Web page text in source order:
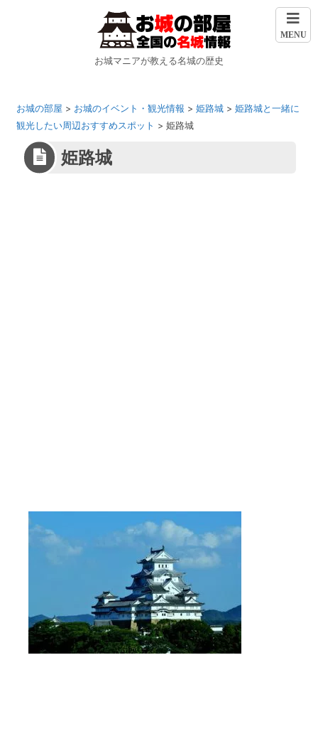
MENU
お城マニアが教える名城の歴史
お城の部屋 > お城のイベント・観光情報 > 姫路城> 姫路城と一緒に
観光したい周辺おすすめスポット > 姫路城
姫路城